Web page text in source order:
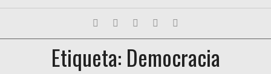
FESTIVALES
EXPOSICIONESEtiqueta: Democracia